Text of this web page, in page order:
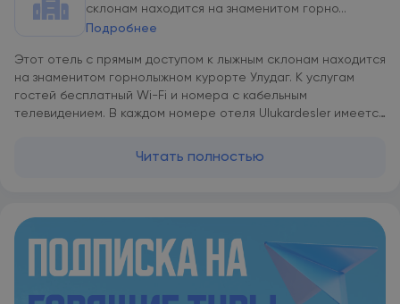
склонам находится на знаменитом горно...
Подробнее
Этот отель с прямым доступом к лыжным склонам находится
на знаменитом горнолыжном курорте Улудаг. К услугам
гостей бесплатный Wi-Fi и номера с кабельным
телевидением. В каждом номере отеля Ulukardesler имеется
По утрам для гостей сервируют завтрак. В ресторане и
лыжное снаряжение, а также посещать лыжную школу.
Гостям предоставляют услуги прачечной. Работает прокат
автомобилей. Центр Бурсы расположен в 33 км от отеля
Ulukardesler. Поездка на автомобиле до паромного причала
Бурсы займет 1 час. Гостям предоставляется бесплатная
Читать полностью